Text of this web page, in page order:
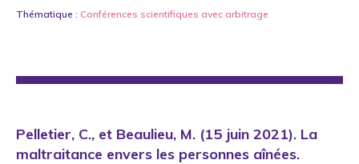
Thématique : Conférences scientifiques avec arbitrage
Pelletier, C., et Beaulieu, M. (15 juin 2021). La
maltraitance envers les personnes aînées.